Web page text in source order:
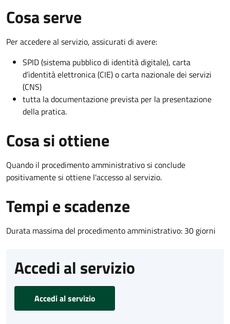
Cosa serve
Per accedere al servizio, assicurati di avere:
SPID (sistema pubblico di identità digitale), carta
d’identità elettronica (CIE) o carta nazionale dei servizi
(CNS)
tutta la documentazione prevista per la presentazione
della pratica.
Cosa si ottiene
Quando il procedimento amministrativo si conclude
positivamente si ottiene l'accesso al servizio.
Tempi e scadenze
Durata massima del procedimento amministrativo: 30 giorni
Accedi al servizio
Accedi al servizio